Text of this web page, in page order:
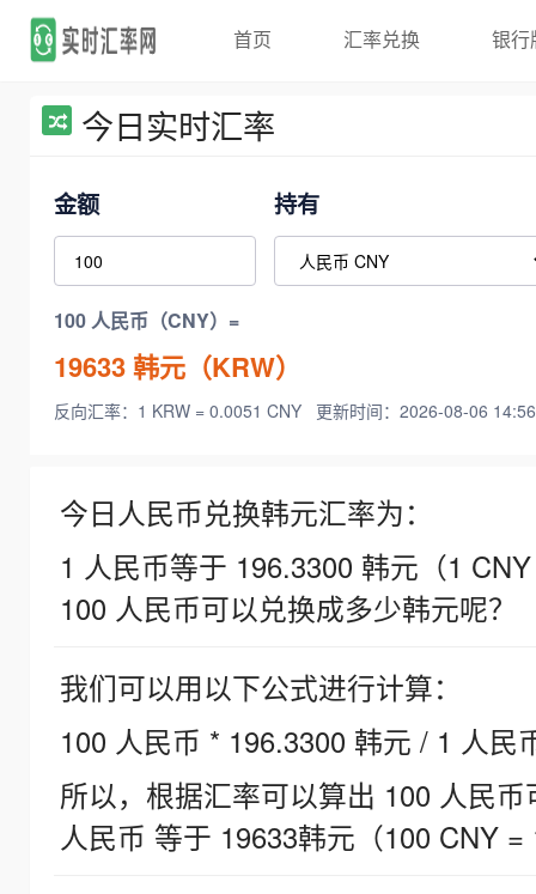
首页 汇率兑换 银行
今日实时汇率
金额 持有
100 人民币（CNY）=
19633韩元（KRW）
反向汇率：1 KRW = 0.0051 CNY 更新时间：2026-08-06
今日人民币兑换韩元汇率为：
1 人民币等于 196.3300 韩元（1
100 人民币可以兑换成多少韩元呢？
我们可以用以下公式进行计算：
100 人民币 * 196.3300 韩元 / 1 人民
所以，根据汇率可以算出 100 人民
人民币 等于 19633韩元（100 CNY =